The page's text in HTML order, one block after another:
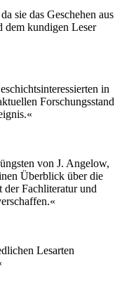
sie das Geschehen aus
dem kundigen Leser
in
Forschungsstand
von J. Angelow,
Überblick über die
Fachliteratur und
Lesarten